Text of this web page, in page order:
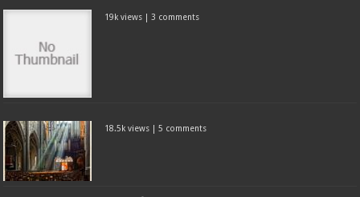
19k views | 3 comments
18.5k views |5 comments